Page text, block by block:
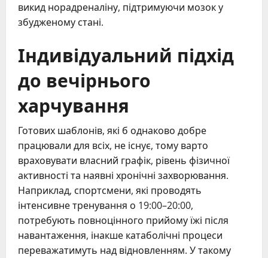
викид норадреналіну, підтримуючи мозок у
збудженому стані.
Індивідуальний підхід
до вечірнього
харчування
Готових шаблонів, які б однаково добре
працювали для всіх, не існує, тому варто
враховувати власний графік, рівень фізичної
активності та наявні хронічні захворювання.
Наприклад, спортсмени, які проводять
інтенсивне тренування о 19:00–20:00,
потребують повноцінного прийому їжі після
навантаження, інакше катаболічні процеси
переважатимуть над відновленням. У такому